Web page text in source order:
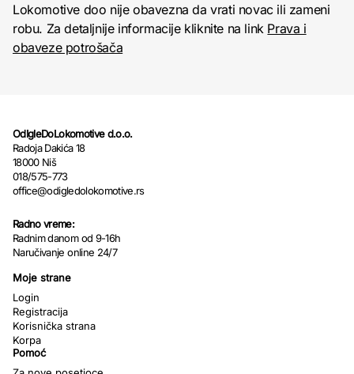
Lokomotive doo nije obavezna da vrati novac ili zameni
robu. Za detaljnije informacije kliknite na link Prava i
obaveze potrošača
OdIgleDoLokomotive d.o.o.
Radoja Dakića 18
18000 Niš
018/575-773
office@odigledolokomotive.rs
Radno vreme:
Radnim danom od 9-16h
Naručivanje online 24/7
Moje strane
Login
Registracija
Korisnička strana
Korpa
Pomoć